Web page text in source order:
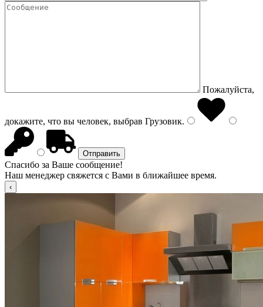
Пожалуйста,
докажите, что вы человек, выбрав Грузовик.
Спасибо за Ваше сообщение!
Наш менеджер свяжется с Вами в ближайшее время.